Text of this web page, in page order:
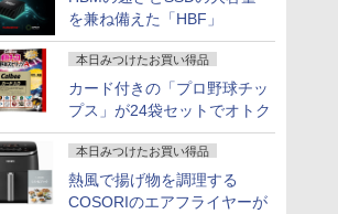
を兼ね備えた「HBF」
本日みつけたお買い得品
カード付きの「プロ野球チッ
プス」が24袋セットでオトク
本日みつけたお買い得品
熱風で揚げ物を調理する
COSORIのエアフライヤーが